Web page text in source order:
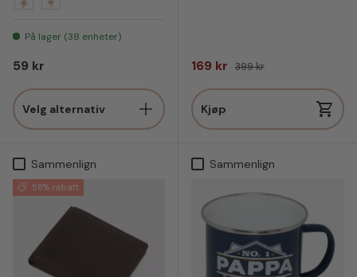
På lager (38 enheter)
Vanlig pris
59 kr
Velg alternativ
Salgspris
169 kr Vanlig pris
399 kr
Kjøp
Sammenlign
58% rabatt
Sammenlign